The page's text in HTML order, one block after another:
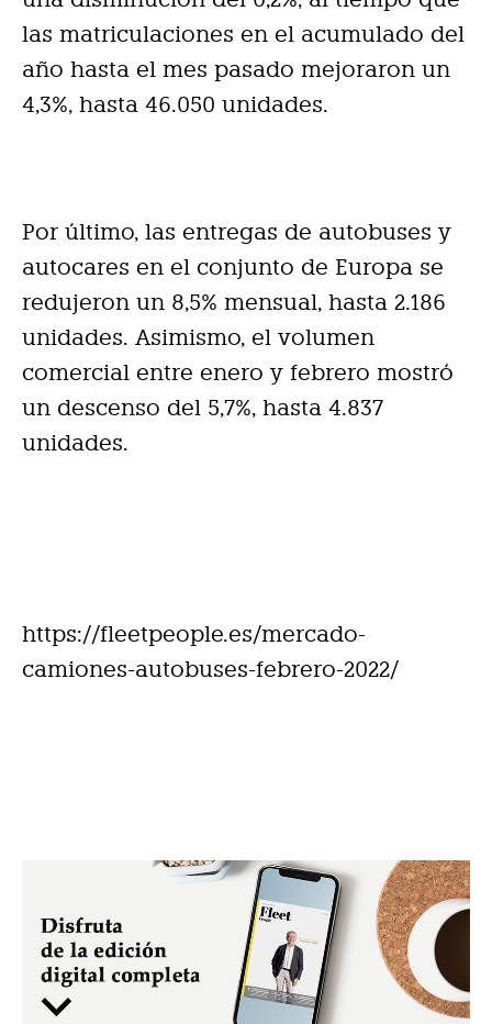
las matriculaciones en el acumulado del
año hasta el mes pasado mejoraron un
4,3%, hasta 46.050 unidades.
Por último, las entregas de autobuses y
autocares en el conjunto de Europa se
redujeron un 8,5% mensual, hasta 2.186
unidades. Asimismo, el volumen
comercial entre enero y febrero mostró
un descenso del 5,7%, hasta 4.837
unidades.
https://fleetpeople.es/mercado-
camiones-autobuses-febrero-2022/